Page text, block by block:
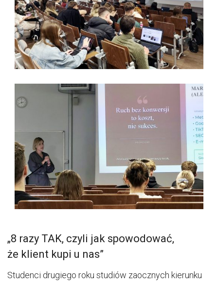
„8 razy TAK, czyli jak spowodować,
że klient kupi u nas”
Studenci drugiego roku studiów zaocznych kierunku